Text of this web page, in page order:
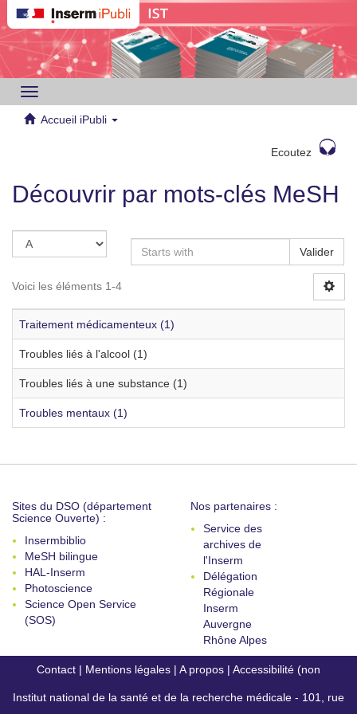
Toggle
navigation
Accueil iPubli
Ecoutez
Découvrir par mots-clés MeSH
Valider
Voici les éléments 1-4
Traitement médicamenteux (1)
Troubles liés à l'alcool (1)
Troubles liés à une substance (1)
Troubles mentaux (1)
Sites du DSO (département
Science Ouverte) :
Insermbiblio
MeSH bilingue
HAL-Inserm
Photoscience
Science Open Service
(SOS)
Nos partenaires :
Service des
archives de
l'Inserm
Délégation
Régionale
Inserm
Auvergne
Rhône Alpes
Contact | Mentions légales | A propos | Accessibilité (non
conforme)
Institut national de la santé et de la recherche médicale - 101, rue